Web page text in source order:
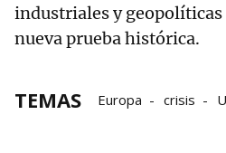
industriales y geopolíticas
nueva prueba histórica.
TEMAS Europa crisis